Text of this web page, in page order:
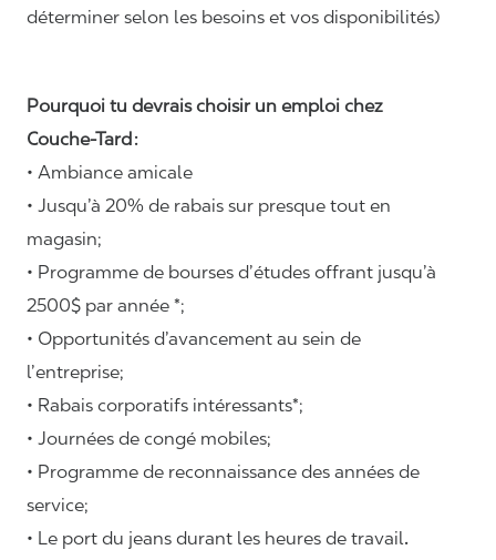
déterminer selon les besoins et vos disponibilités)
Pourquoi tu devrais choisir un emploi chez
Couche-Tard :
• Ambiance amicale
• Jusqu’à 20% de rabais sur presque tout en
magasin;
• Programme de bourses d’études offrant jusqu’à
2500$ par année *;
• Opportunités d’avancement au sein de
l’entreprise;
• Rabais corporatifs intéressants*;
• Journées de congé mobiles;
• Programme de reconnaissance des années de
service;
• Le port du jeans durant les heures de travail.